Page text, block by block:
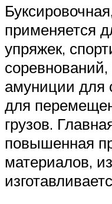
применяется
упряжек,
соревнований,
амуниции для
для
грузов.
повышенная
материалов,